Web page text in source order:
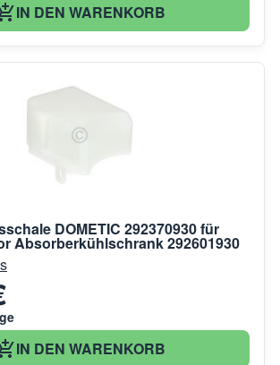
IN DEN WARENKORB
DOMETIC 292370930 für
Absorberkühlschrank 292601930
IN DEN WARENKORB